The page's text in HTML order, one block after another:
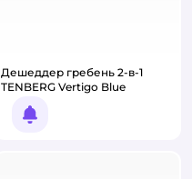
Дешеддер гребень 2-в-1
TENBERG Vertigo Blue
Уведомить о появлении